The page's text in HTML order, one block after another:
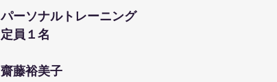
パーソナルトレーニング
定員１名
齋藤裕美子